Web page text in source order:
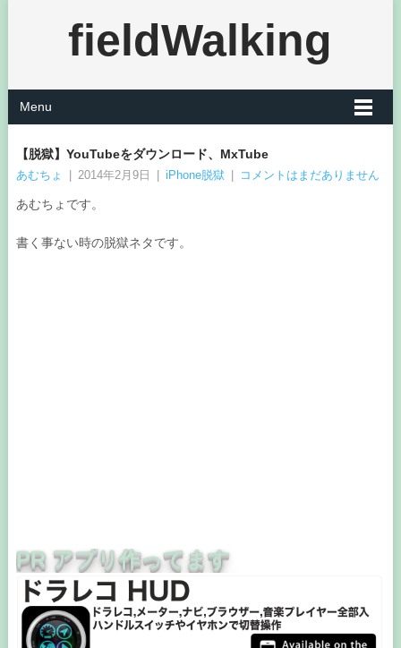
fieldWalking
Menu
【脱獄】YouTubeをダウンロード、MxTube
あむちょ 2014年2月9日 iPhone脱獄 コメントはまだありません
あむちょです。
書く事ない時の脱獄ネタです。
PR アプリ作ってます